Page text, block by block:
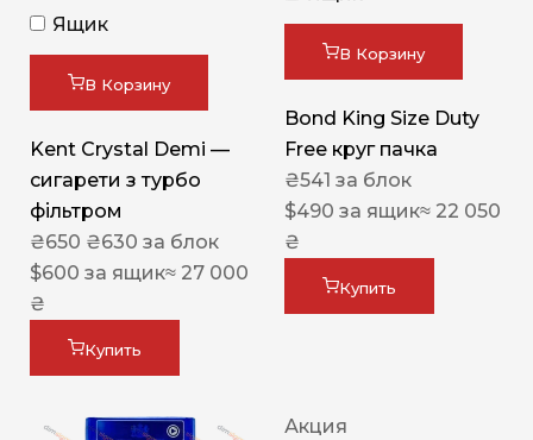
Ящик
В Корзину
Kent Crystal Demi —
сигарети з турбо
фільтром
₴650 ₴630 за блок
$600 за ящик≈ 27 000
₴
Купить
В Корзину
Bond King Size Duty
Free круг пачка
₴541 за блок
$490 за ящик≈ 22 050
₴
Купить
Акция